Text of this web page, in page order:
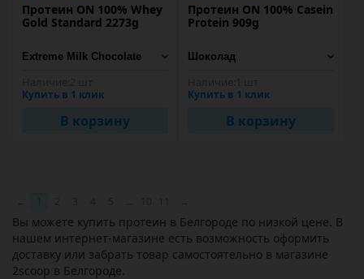
Протеин ON 100% Whey
Gold Standard 2273g
Купить в 1 клик
В корзину
Протеин ON 100% Casein
Protein 909g
Купить в 1 клик
В корзину
Вы можете купить протеин в Белгороде по низкой цене. В
нашем интернет-магазине есть возможность оформить
доставку или забрать товар самостоятельно в магазине
2scoop в Белгороде.